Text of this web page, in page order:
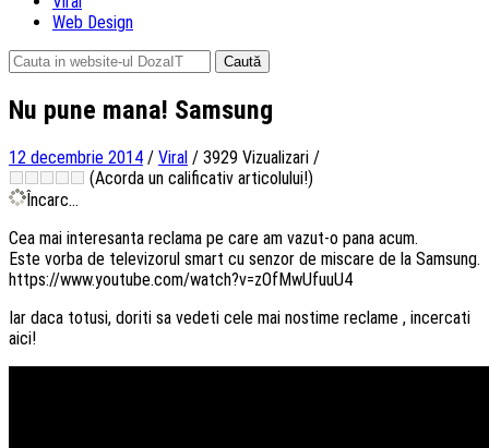
Web Design
Caută
după:
Nu pune mana! Samsung
12 decembrie 2014 / Viral / 3929 Vizualizari /
(Acorda un calificativ articolului!)
Încarc...
Cea mai interesanta reclama pe care am vazut-o pana acum.
Este vorba de televizorul smart cu senzor de miscare de la Samsung.
https://www.youtube.com/watch?v=zOfMwUfuuU4
Iar daca totusi, doriti sa vedeti cele mai nostime reclame , incercati
aici!